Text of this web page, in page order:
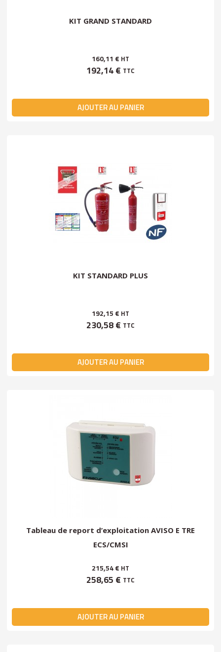
KIT GRAND STANDARD
160,11 € HT
192,14 € TTC
AJOUTER AU PANIER
KIT STANDARD PLUS
192,15 € HT
230,58 € TTC
AJOUTER AU PANIER
Tableau de report d’exploitation AVISO E TRE
ECS/CMSI
215,54 € HT
258,65 € TTC
AJOUTER AU PANIER